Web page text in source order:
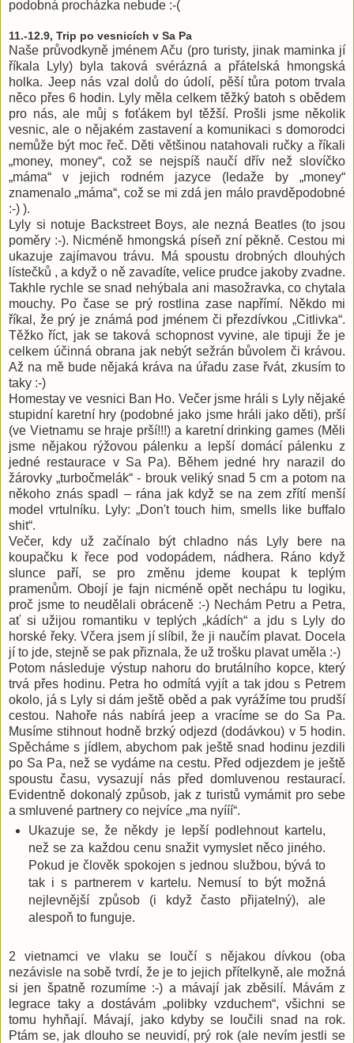
podobná procházka nebude :-(
11.-12.9, Trip po vesnicích v Sa Pa
Naše průvodkyně jménem Aču (pro turisty, jinak maminka jí
říkala Lyly) byla taková svérázná a přátelská hmongská
holka. Jeep nás vzal dolů do údolí, pěší tůra potom trvala
něco přes 6 hodin. Lyly měla celkem těžký batoh s obědem
pro nás, ale můj s foťákem byl těžší. Prošli jsme několik
vesnic, ale o nějakém zastavení a komunikaci s domorodci
nemůže být moc řeč. Děti většinou natahovali ručky a říkali
„money, money“, což se nejspíš naučí dřív než slovíčko
„máma“ v jejich rodném jazyce (ledaže by „money“
znamenalo „máma“, což se mi zdá jen málo pravděpodobné
:-) ).
Lyly si notuje Backstreet Boys, ale nezná Beatles (to jsou
poměry :-). Nicméně hmongská píseň zní pěkně. Cestou mi
ukazuje zajímavou trávu. Má spoustu drobných dlouhých
lístečků , a když o ně zavadíte, velice prudce jakoby zvadne.
Takhle rychle se snad nehýbala ani masožravka, co chytala
mouchy. Po čase se prý rostlina zase napřímí. Někdo mi
říkal, že prý je známá pod jménem či přezdívkou „Citlivka“.
Těžko říct, jak se taková schopnost vyvine, ale tipuji že je
celkem účinná obrana jak nebýt sežrán bůvolem či krávou.
Až na mě bude nějaká kráva na úřadu zase řvát, zkusím to
taky :-)
Homestay ve vesnici Ban Ho. Večer jsme hráli s Lyly nějaké
stupidní karetní hry (podobné jako jsme hráli jako děti), prší
(ve Vietnamu se hraje prší!!!) a karetní drinking games (Měli
jsme nějakou rýžovou pálenku a lepší domácí pálenku z
jedné restaurace v Sa Pa). Během jedné hry narazil do
žárovky „turbočmelák“ - brouk veliký snad 5 cm a potom na
někoho znás spadl – rána jak když se na zem zřítí menší
model vrtulníku. Lyly: „Don't touch him, smells like buffalo
shit“.
Večer, kdy už začínalo být chladno nás Lyly bere na
koupačku k řece pod vodopádem, nádhera. Ráno když
slunce paří, se pro změnu jdeme koupat k teplým
pramenům. Obojí je fajn nicméně opět nechápu tu logiku,
proč jsme to neudělali obráceně :-) Nechám Petru a Petra,
ať si užijou romantiku v teplých „kádích“ a jdu s Lyly do
horské řeky. Včera jsem jí slíbil, že ji naučím plavat. Docela
jí to jde, stejně se pak přiznala, že už trošku plavat uměla :-)
Potom následuje výstup nahoru do brutálního kopce, který
trvá přes hodinu. Petra ho odmítá vyjít a tak jdou s Petrem
okolo, já s Lyly si dám ještě oběd a pak vyrážíme tou prudší
cestou. Nahoře nás nabírá jeep a vracíme se do Sa Pa.
Musíme stihnout hodně brzký odjezd (dodávkou) v 5 hodin.
Spěcháme s jídlem, abychom pak ještě snad hodinu jezdili
po Sa Pa, než se vydáme na cestu. Před odjezdem je ještě
spoustu času, vysazují nás před domluvenou restaurací.
Evidentně dokonalý způsob, jak z turistů vymámit pro sebe
a smluvené partnery co nejvíce „ma nyííí“.
Ukazuje se, že někdy je lepší podlehnout kartelu,
než se za každou cenu snažit vymyslet něco jiného.
Pokud je člověk spokojen s jednou službou, bývá to
tak i s partnerem v kartelu. Nemusí to být možná
nejlevnější způsob (i když často přijatelný), ale
alespoň to funguje.
2 vietnamci ve vlaku se loučí s nějakou dívkou (oba
nezávisle na sobě tvrdí, že je to jejich přítelkyně, ale možná
si jen špatně rozumíme :-) a mávají jak zběsilí. Mávám z
legrace taky a dostávám „polibky vzduchem“, všichni se
tomu hyhňají. Mávají, jako kdyby se loučili snad na rok.
Ptám se, jak dlouho se neuvidí, prý rok (ale nevím jestli se